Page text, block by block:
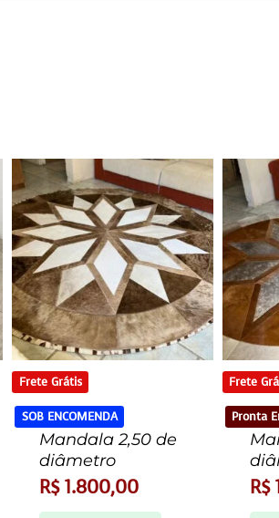
Frete Grátis
SOB ENCOMENDA
Mandala 2,50 de
diâmetro
R$1.800,00
Frete
Pronta
R$